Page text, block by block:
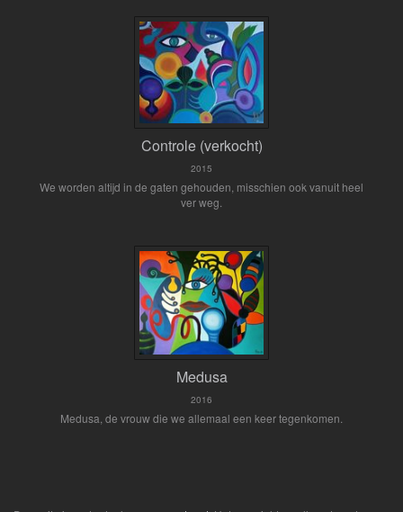
Controle (verkocht)
2015
We worden altijd in de gaten gehouden, misschien ook vanuit heel
ver weg.
Medusa
2016
Medusa, de vrouw die we allemaal een keer tegenkomen.